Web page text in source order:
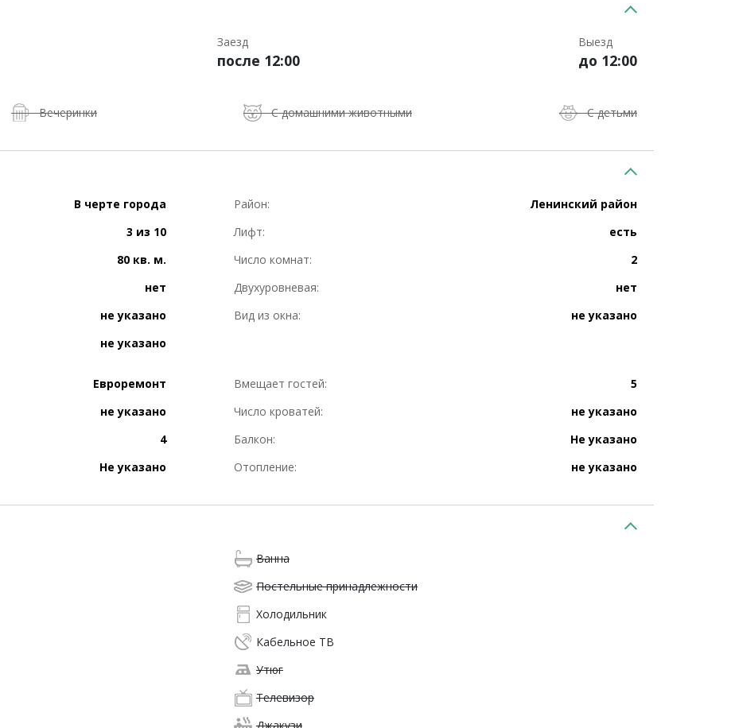
Заезд
после 12:00
Выезд
до 12:00
Вечеринки С домашними животными С детьми
В черте города Район:
Ленинский район
3 из 10 Лифт:
есть
80 кв. м. Число комнат:
2
нет Двухуровневая:
нет
не указано Вид из окна:
не указано
не указано
Евроремонт Вмещает гостей:
5
не указано Число кроватей:
не указано
4 Балкон:
Не указано
Не указано Отопление: не указано
Ванна
Постельные принадлежности
Холодильник
Кабельное ТВ
Утюг
Телевизор